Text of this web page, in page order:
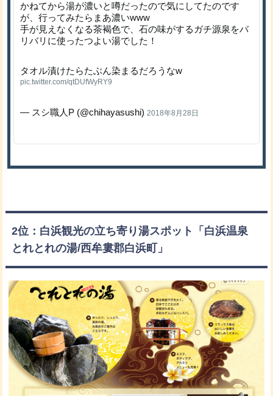
かねてから湯が濃いと噂だったので気にしてたのです
が、行ってみたらまあ濃いwww
手が見えなくなる茶褐色で、石の味がするガチ源泉をバ
リバリに使ったつよい湯でした！
タオル漬けたらたぶん染まるだろうなw
pic.twitter.com/qtDUfWyRY9
— スシ職人P (@chihayasushi)2018年8月28日
2位：白浜観光の立ち寄り湯スポット「白浜温泉
とれとれの湯/西牟婁郡白浜町」